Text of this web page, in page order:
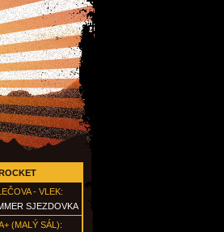
- VLEK:
SJEZDOVKA
(MALÝ SÁL):